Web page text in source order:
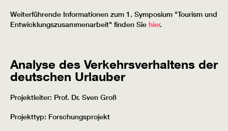
Weiterführende Informationen zum 1. Symposium "Tourism und
Entwicklungszusammenarbeit" finden Sie hier.
Analyse des Verkehrsverhaltens der
deutschen Urlauber
Projektleiter: Prof. Dr. Sven Groß
Projekttyp: Forschungsprojekt